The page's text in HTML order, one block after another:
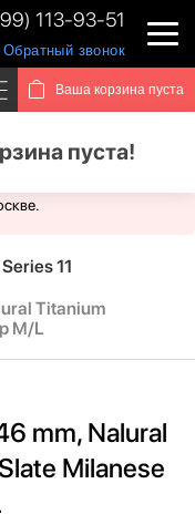
113-93-51
Обратный звонок
Ваша корзина пуста
пуста!
Для Вас доступен
11
Titanium
M/L
mm, Nalural
Milanese